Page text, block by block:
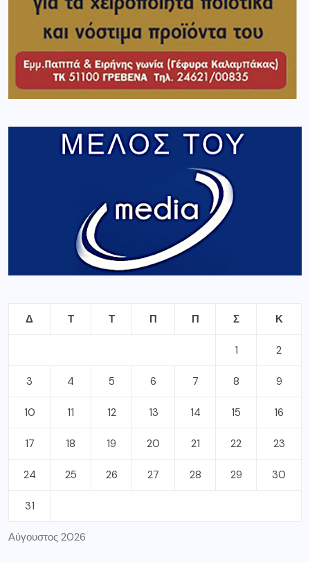
Αύγουστος 2026
Δ Τ Τ Π Π Σ Κ
1 2
3 4 5 6 7 8 9
10 11 12 13 14 15 16
17 18 19 20 21 22 23
24 25 26 27 28 29 30
31